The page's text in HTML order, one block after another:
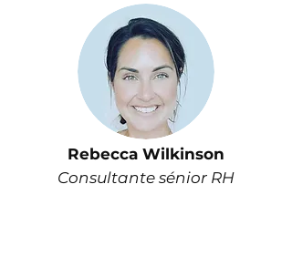
Rebecca Wilkinson
Consultante sénior RH